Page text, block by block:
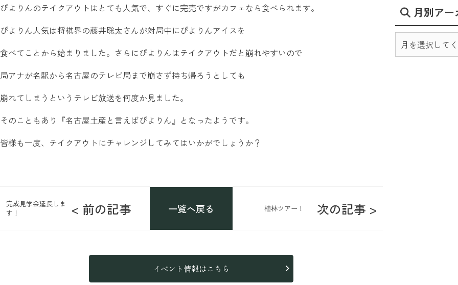
ぴよりんのテイクアウトはとても人気で、すぐに完売ですがカフェなら食べられます。
ぴよりん人気は将棋界の藤井聡太さんが対局中にぴよりんアイスを
食べてことから始まりました。さらにぴよりんはテイクアウトだと崩れやすいので
局アナが名駅から名古屋のテレビ局まで崩さず持ち帰ろうとしても
崩れてしまうというテレビ放送を何度か見ました。
そのこともあり『名古屋土産と言えばぴよりん』となったようです。
皆様も一度、テイクアウトにチャレンジしてみてはいかがでしょうか？
< 前の記事
完成見学会延長しま
す！
一覧へ戻る 植林ツアー！ 次の記事 >
イベント情報はこちら
月別アー